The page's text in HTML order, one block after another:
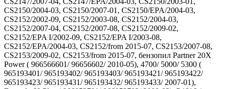
CS2150/2004-03, CS2150/2007-01, CS2150/EPA/2004-03,
CS2152/2002-09, CS2152/2003-08, CS2152/2004-03,
CS2152/2007-04, CS2152/2007-08, CS2152/2009-02,
CS2152/EPA I/2002-09, CS2152/EPA I/2003-08,
CS2152/EPA/2004-03, CS2152/from 2015-07, CS2153/2007-08,
CS2153/2009-02, CS2153/from 2015-07, бензопил Partner 20X
Power ( 966566601/ 96656602/ 2010-05), 4700/ 5000/ 5300 (
965193401/ 965193402/ 965193403/ 965193421/ 965193422/
965193423/ 965193431/ 965193432/ 965193433/ 2007-01),